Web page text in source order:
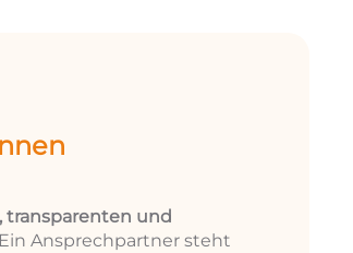
transparenten und
Ansprechpartner steht